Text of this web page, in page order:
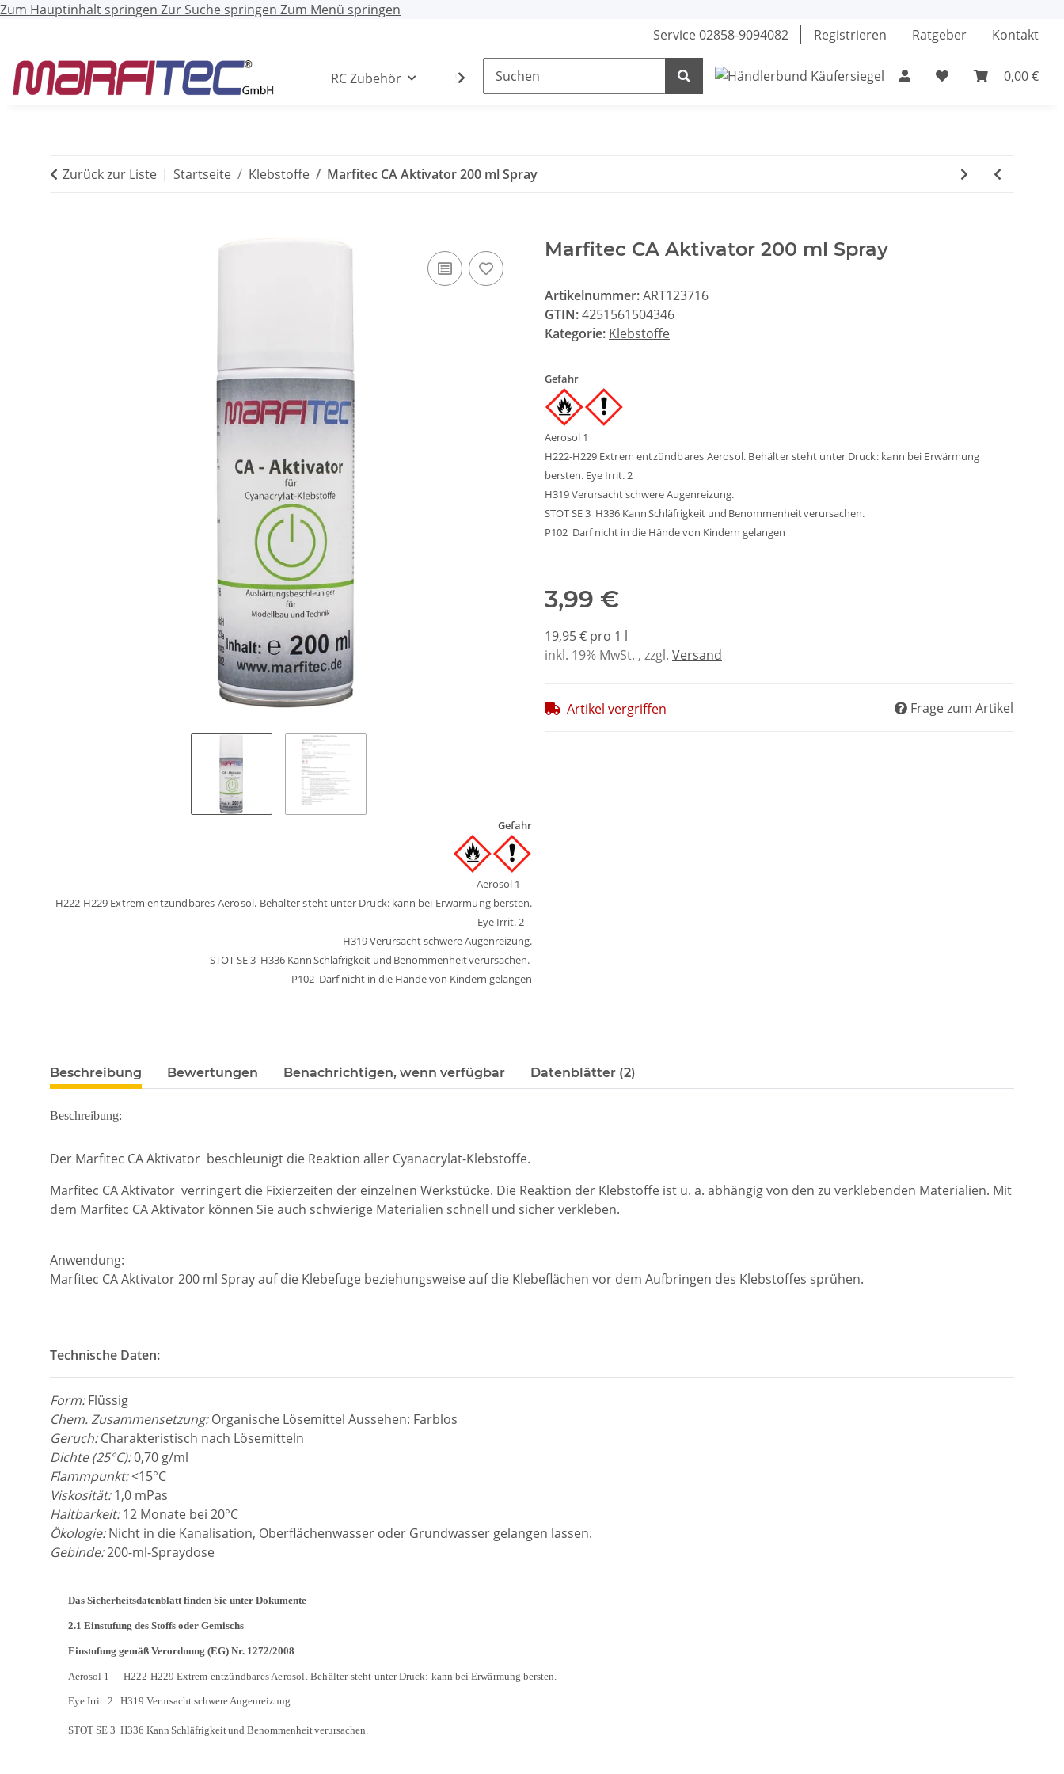
Zum Hauptinhalt springen Zur Suche springen Zum Menü springen
Service 02858-9094082
Registrieren Ratgeber Kontakt
0,00 €
RC Zubehör Stecker / Buchsen Lade- /Adapterkabel Klebstoffe Fette & Öle Werkzeuge
Zurück zur Liste Startseite Klebstoffe Marfitec CA Aktivator 200 ml Spray
Gefahr
Aerosol 1
H222-H229 Extrementzündbares Aerosol. Behältersteht unter Druck: kann bei Erwärmung bersten.
Eye Irrit. 2
H319 Verursacht schwere Augenreizung.
STOT SE 3 H336 KannSchläfrigkeit und Benommenheitverursachen.
P102 Darf nicht in die Hände von Kindern gelangen
Marfitec CA Aktivator 200 ml Spray
Artikelnummer:ART123716
GTIN:4251561504346
Kategorie: Klebstoffe
Gefahr
Aerosol 1
H222-H229 Extrem entzündbares Aerosol. Behältersteht unter Druck: kann bei Erwärmung
bersten. Eye Irrit. 2
H319 Verursacht schwere Augenreizung.
STOT SE 3 H336 KannSchläfrigkeit und Benommenheitverursachen.
P102 Darf nicht in die Hände von Kindern gelangen
3,99 €
19,95 € pro 1 l
inkl. 19% MwSt. , zzgl. Versand
Artikel vergriffen Frage zum Artikel
Beschreibung Bewertungen Benachrichtigen, wenn verfügbar Datenblätter (2)
Beschreibung:
Der Marfitec CA Aktivator beschleunigt die Reaktion aller Cyanacrylat-Klebstoffe.
Marfitec CA Aktivator verringert die Fixierzeiten der einzelnen Werkstücke. Die Reaktion der Klebstoffe ist u. a. abhängig von den zu verklebenden Materialien. Mit
dem Marfitec CA Aktivator können Sie auch schwierige Materialien schnell und sicher verkleben.
Anwendung:
Marfitec CA Aktivator 200 ml Spray auf die Klebefuge beziehungsweise auf die Klebeflächen vor dem Aufbringen des Klebstoffes sprühen.
Technische Daten:
Form:Flüssig
Chem. Zusammensetzung:Organische Lösemittel Aussehen: Farblos
Geruch:Charakteristisch nach Lösemitteln
Dichte (25°C):0,70 g/ml
Flammpunkt:<15°C
Viskosität:1,0 mPas
Haltbarkeit:12 Monate bei 20°C
Ökologie:Nicht in die Kanalisation, Oberflächenwasser oder Grundwasser gelangen lassen.
Gebinde:200-ml-Spraydose
Das Sicherheitsdatenblatt finden Sie unter Dokumente
2.1 Einstufung des Stoffs oder Gemischs
Einstufung gemäß Verordnung (EG) Nr. 1272/2008
Aerosol 1 H222-H229 Extrem entzündbares Aerosol. Behälter steht unterDruck: kann bei Erwärmungbersten.
Eye Irrit. 2 H319 Verursacht schwere Augenreizung.
STOT SE 3 H336 Kann Schläfrigkeitund Benommenheitverursachen.